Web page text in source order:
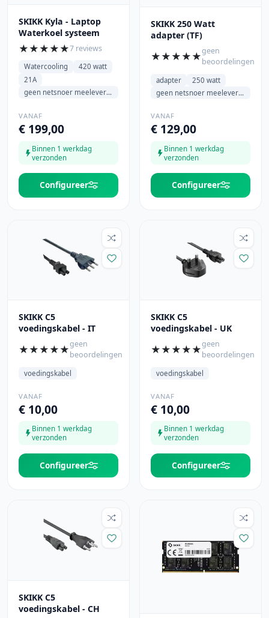
SKIKK Kyla - Laptop
Waterkoel systeem
★★★★★7 reviews
Watercooling
420 watt
21A
geen netsnoer meeleveren
VANAF
€ 199,00
Binnen 1 werkdag
verzonden
Configureer
SKIKK 250 Watt
adapter (TF)
★★★★★geen
beoordelingen
adapter
250 watt
geen netsnoer meeleveren
VANAF
€ 129,00
Binnen 1 werkdag
verzonden
Configureer
SKIKK C5
voedingskabel - IT
★★★★★geen
beoordelingen
voedingskabel
VANAF
€ 10,00
Binnen 1 werkdag
verzonden
Configureer
SKIKK C5
voedingskabel - UK
★★★★★geen
beoordelingen
voedingskabel
VANAF
€ 10,00
Binnen 1 werkdag
verzonden
Configureer
SKIKK C5
voedingskabel - CH